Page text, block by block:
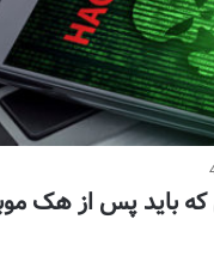
باید پس از هک